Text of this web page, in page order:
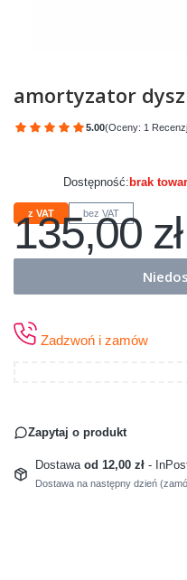
amortyzator
5.00(Oceny: 1
Przejdź do sekcji
Dostępność: brak
z VAT bez VAT
Cena
135,00 zł
Zadzwoń i zamów
Zapytaj o produkt
Dostawa od 12,00 zł -
Dostawa na następny dzień